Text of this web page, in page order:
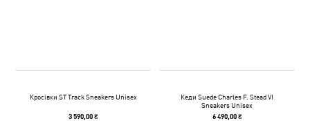
Кросівки ST Track Sneakers Unisex
3 590,00 ₴
Кеди Suede Charles F. Stead VI
Sneakers Unisex
6 490,00 ₴